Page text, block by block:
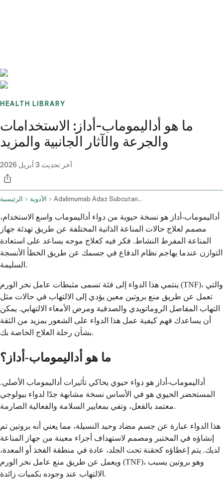
HEALTH LIBRARY
ما هو أداليموماب-أداز: الاستخدامات
والجرعة والآثار الجانبية والمزيد
آخر تحديث 3 أبريل 2026
الرئيسية الأدوية Adalimumab Adaz Subcutaneous Route
أداليموماب-أداز هو نسخة حيوية من دواء أداليموماب واسع الاستخدام،
مصمم لعلاج حالات المناعة الذاتية المختلفة عن طريق تهدئة جهاز
المناعة المفرط النشاط. فكر فيه كعلاج موجه يساعد على استعادة
التوازن عندما يهاجم نظام الدفاع في جسمك عن طريق الخطأ الأنسجة
السليمة.
ينتمي هذا الدواء إلى فئة تسمى مثبطات عامل نخر الورم (TNF)، والتي
تعمل عن طريق منع بروتين معين يؤدي إلى الالتهاب في حالات مثل
التهاب المفاصل الروماتويدي والصدفية ومرض الأمعاء الالتهابي. يمكن
أن يساعدك فهم كيفية عمل هذا الدواء على الشعور بمزيد من الثقة
بشأن رحلة العلاج الخاصة بك.
ما هو أداليموماب-أداز؟
أداليموماب-أداز هو دواء حيوي يحاكي تأثيرات أداليموماب الأصلي.
المستحضر الحيوي هو في الأساس نسخة مشابهة جدًا لدواء بيولوجي
معتمد بالفعل، وتفي بمعايير السلامة والفعالية الصارمة.
هذا الدواء عبارة عن جسم مضاد وحيد النسيلة، مما يعني أنه بروتين تم
إنشاؤه في المختبر ومصمم لاستهداف أجزاء معينة من جهاز المناعة
لديك. يتم إعطاؤه كحقنة تحت الجلد، عادة في منطقة الفخذ أو المعدة،
ويعمل عن طريق منع عامل نخر الورم (TNF)، وهو بروتين يسبب
الالتهاب عند وجوده بكميات زائدة.